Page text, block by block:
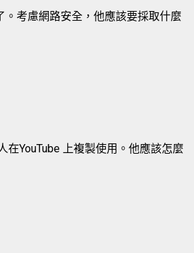
考慮網路安全，他應該要採取什麼
YouTube 上複製使用。他應該怎麼